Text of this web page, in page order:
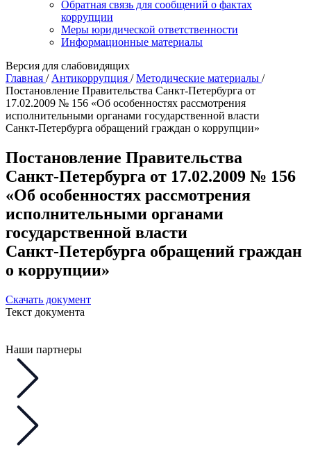
Обратная связь для сообщений о фактах
коррупции
Меры юридической ответственности
Информационные материалы
Версия для слабовидящих
Главная / Антикоррупция /Методические материалы /
Постановление Правительства Санкт‑Петербурга от
17.02.2009 № 156 «Об особенностях рассмотрения
исполнительными органами государственной власти
Санкт‑Петербурга обращений граждан о коррупции»
Постановление Правительства
Санкт‑Петербурга от 17.02.2009 № 156
«Об особенностях рассмотрения
исполнительными органами
государственной власти
Санкт‑Петербурга обращений граждан
о коррупции»
Скачать документ
Текст документа
Наши партнеры